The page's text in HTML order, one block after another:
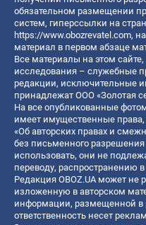
обязательном размещении
систем, гиперссылки на
https://www.obozrevatel.com,
материал в первом абзаце
Все материалы на этом
исследования – служебные
редакции, исключительные
принадлежат ООО «Золотая
На все опубликованные
имеет имущественные
«Об авторских правах и
без письменного
использовать, они не
переводу, распространению
Редакция OBOZ.UA может не
изложенную в авторском
информации, размещенной в
ответственность несет